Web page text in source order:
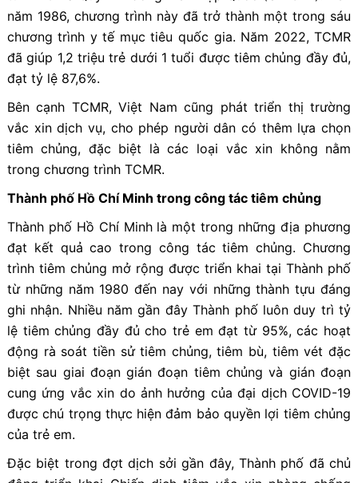
năm 1986, chương trình này đã trở thành một trong sáu
chương trình y tế mục tiêu quốc gia. Năm 2022, TCMR
đã giúp 1,2 triệu trẻ dưới 1 tuổi được tiêm chủng đầy đủ,
đạt tỷ lệ 87,6%.
Bên cạnh TCMR, Việt Nam cũng phát triển thị trường
vắc xin dịch vụ, cho phép người dân có thêm lựa chọn
tiêm chủng, đặc biệt là các loại vắc xin không nằm
trong chương trình TCMR.
Thành phố Hồ Chí Minh trong công tác tiêm chủng
Thành phố Hồ Chí Minh là một trong những địa phương
đạt kết quả cao trong công tác tiêm chủng. Chương
trình tiêm chủng mở rộng được triển khai tại Thành phố
từ những năm 1980 đến nay với những thành tựu đáng
ghi nhận. Nhiều năm gần đây Thành phố luôn duy trì tỷ
lệ tiêm chủng đầy đủ cho trẻ em đạt từ 95%, các hoạt
động rà soát tiền sử tiêm chủng, tiêm bù, tiêm vét đặc
biệt sau giai đoạn gián đoạn tiêm chủng và gián đoạn
cung ứng vắc xin do ảnh hưởng của đại dịch COVID-19
được chú trọng thực hiện đảm bảo quyền lợi tiêm chủng
của trẻ em.
Đặc biệt trong đợt dịch sởi gần đây, Thành phố đã chủ